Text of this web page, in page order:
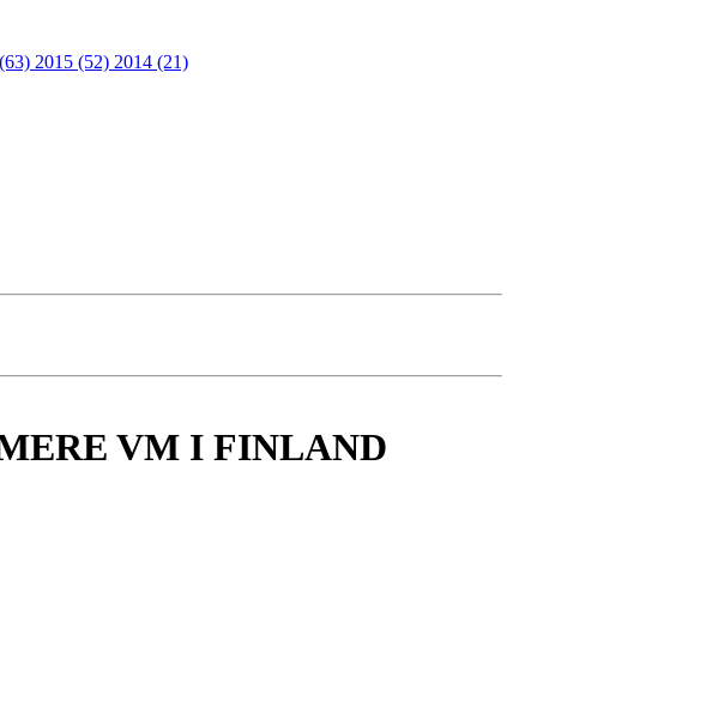
2015 (52) 2014 (21)
VM I FINLAND